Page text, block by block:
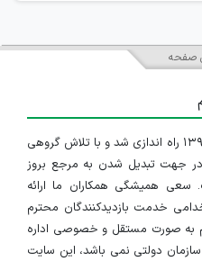
صفحه
سایت ایران استخدام در تاریخ ۱۳۹۱/۱/۱۰ راه اندازی شد و با تلاش گروهی
در جهت تبدیل شدن به مرجع بروز
همیشگی همکاران ما ارائه
خدمت بازدیدکنندگان محترم
به صورت مستقل و خصوصی اداره
دولتی نمی باشد، این سایت